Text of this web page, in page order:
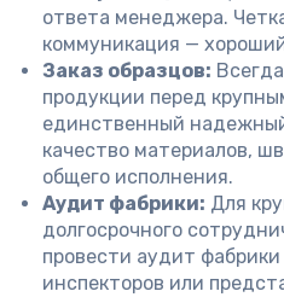
ответа менеджера.
коммуникация —
Заказ образцов:
продукции перед
единственный
качество материалов,
общего исполнения.
Аудит фабрики: Для
долгосрочного
провести аудит
инспекторов или